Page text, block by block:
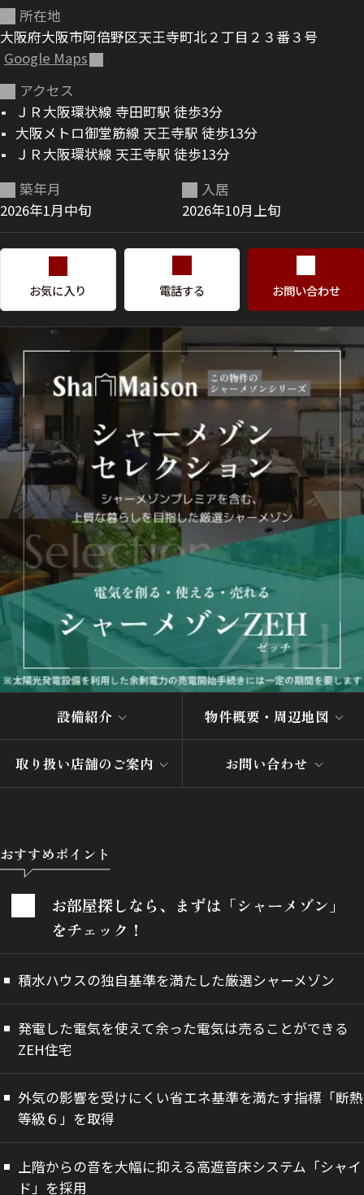
シャーメゾンライフ GUARD
らくらくプラチナ
所在地
大阪府大阪市阿倍野区天王寺町北２丁目２３番３号
Google Maps
アクセス
ＪＲ大阪環状線 寺田町駅 徒歩3分
大阪メトロ御堂筋線 天王寺駅 徒歩13分
ＪＲ大阪環状線 天王寺駅 徒歩13分
築年月
2026年1月中旬
入居
2026年10月上旬
お気に入り 電話する お問い合わせ
設備紹介 物件概要・周辺地図
取り扱い店舗のご案内 お問い合わせ
おすすめポイント
お部屋探しなら、まずは「シャーメゾン」
をチェック！
積水ハウスの独自基準を満たした厳選シャーメゾン
発電した電気を使えて余った電気は売ることができる
ZEH住宅
外気の影響を受けにくい省エネ基準を満たす指標「断熱
等級６」を取得
上階からの音を大幅に抑える高遮音床システム「シャイ
ド」を採用